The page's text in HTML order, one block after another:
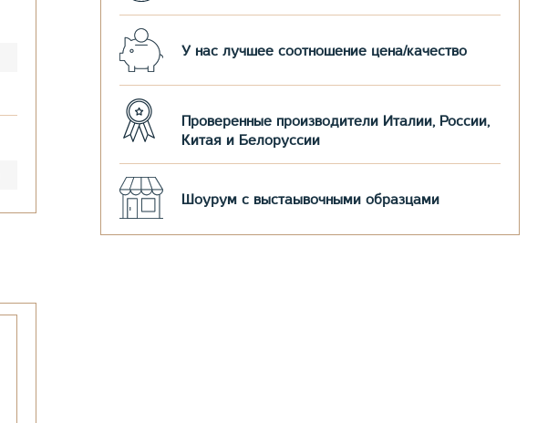
У нас лучшее соотношение цена/качество
Проверенные производители Италии, России,
Китая и Белоруссии
Шоурум с выстаывочными образцами